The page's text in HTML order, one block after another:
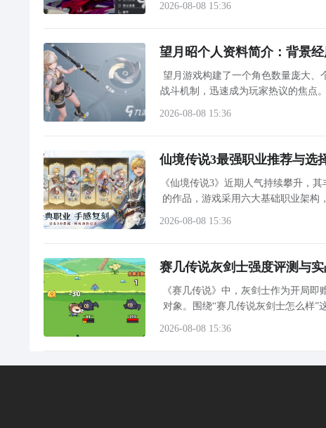
2026-08-08 15:36
望月昭个人资料简介：背景
望月游戏构建了一个角色数量庞大、
战斗机制，迅速成为玩家热议的焦点
2026-08-08 15:36
仙境传说3最强职业推荐与选
《仙境传说3》近期人气持续攀升，
的作品，游戏采用六大基础职业架构
2026-08-08 15:36
赛几传说灰剑士强度评测与
《赛几传说》中，灰剑士作为开局
对象。围绕“赛几传说灰剑士怎么样”
2026-08-08 15:36